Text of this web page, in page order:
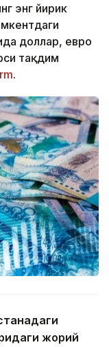
энг йирик
доллар, евро
тақдим
.
жорий